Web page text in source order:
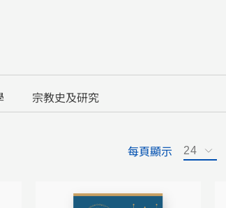
宗教史及研究
每頁顯示